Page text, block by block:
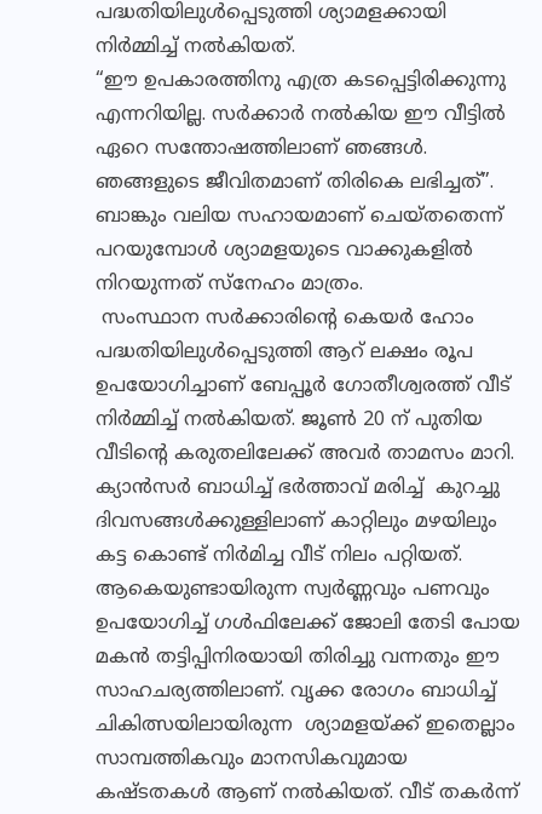
പദ്ധതിയിലുള്‍പ്പെടുത്തി ശ്യാമളക്കായി
നിര്‍മ്മിച്ച് നല്‍കിയത്.
“ഈ ഉപകാരത്തിനു എത്ര കടപ്പെട്ടിരിക്കുന്നു
എന്നറിയില്ല. സര്‍ക്കാര്‍ നല്‍കിയ ഈ വീട്ടില്‍
ഏറെ സന്തോഷത്തിലാണ് ഞങ്ങള്‍.
ഞങ്ങളുടെ ജീവിതമാണ് തിരികെ ലഭിച്ചത്”.
ബാങ്കും വലിയ സഹായമാണ് ചെയ്തതെന്ന്
പറയുമ്പോള്‍ ശ്യാമളയുടെ വാക്കുകളില്‍
നിറയുന്നത് സ്നേഹം മാത്രം.
സംസ്ഥാന സര്‍ക്കാരിന്റെ കെയര്‍ ഹോം
പദ്ധതിയിലുള്‍പ്പെടുത്തി ആറ് ലക്ഷം രൂപ
ഉപയോഗിച്ചാണ് ബേപ്പൂര്‍ ഗോതീശ്വരത്ത് വീട്
നിര്‍മ്മിച്ച് നല്‍കിയത്. ജൂണ്‍ 20 ന് പുതിയ
വീടിന്റെ കരുതലിലേക്ക് അവര്‍ താമസം മാറി.
ക്യാന്‍സര്‍ ബാധിച്ച് ഭര്‍ത്താവ് മരിച്ച് കുറച്ചു
ദിവസങ്ങള്‍ക്കുള്ളിലാണ് കാറ്റിലും മഴയിലും
കട്ട കൊണ്ട് നിര്‍മിച്ച വീട് നിലം പറ്റിയത്.
ആകെയുണ്ടായിരുന്ന സ്വര്‍ണ്ണവും പണവും
ഉപയോഗിച്ച് ഗള്‍ഫിലേക്ക് ജോലി തേടി പോയ
മകന്‍ തട്ടിപ്പിനിരയായി തിരിച്ചു വന്നതും ഈ
സാഹചര്യത്തിലാണ്. വൃക്ക രോഗം ബാധിച്ച്
ചികിത്സയിലായിരുന്ന ശ്യാമളയ്ക്ക് ഇതെല്ലാം
സാമ്പത്തികവും മാനസികവുമായ
കഷ്ടതകള്‍ ആണ് നല്‍കിയത്. വീട് തകര്‍ന്ന്